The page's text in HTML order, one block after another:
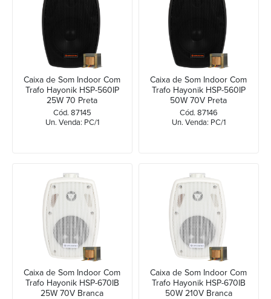
Caixa de Som Indoor Com
Trafo Hayonik HSP-560IP
25W 70 Preta
Cód. 87145
Un. Venda: PC/1
Caixa de Som Indoor Com
Trafo Hayonik HSP-560IP
50W 70V Preta
Cód. 87146
Un. Venda: PC/1
Caixa de Som Indoor Com
Trafo Hayonik HSP-670IB
25W 70V Branca
Caixa de Som Indoor Com
Trafo Hayonik HSP-670IB
50W 210V Branca